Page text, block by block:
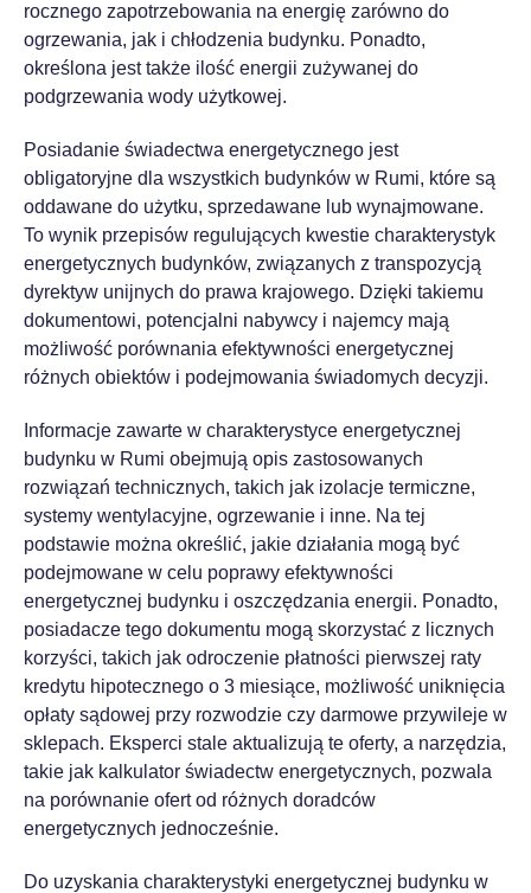
rocznego zapotrzebowania na energię zarówno do
ogrzewania, jak i chłodzenia budynku. Ponadto,
określona jest także ilość energii zużywanej do
podgrzewania wody użytkowej.
Posiadanie świadectwa energetycznego jest
obligatoryjne dla wszystkich budynków w Rumi, które są
oddawane do użytku, sprzedawane lub wynajmowane.
To wynik przepisów regulujących kwestie charakterystyk
energetycznych budynków, związanych z transpozycją
dyrektyw unijnych do prawa krajowego. Dzięki takiemu
dokumentowi, potencjalni nabywcy i najemcy mają
możliwość porównania efektywności energetycznej
różnych obiektów i podejmowania świadomych decyzji.
Informacje zawarte w charakterystyce energetycznej
budynku w Rumi obejmują opis zastosowanych
rozwiązań technicznych, takich jak izolacje termiczne,
systemy wentylacyjne, ogrzewanie i inne. Na tej
podstawie można określić, jakie działania mogą być
podejmowane w celu poprawy efektywności
energetycznej budynku i oszczędzania energii. Ponadto,
posiadacze tego dokumentu mogą skorzystać z licznych
korzyści, takich jak odroczenie płatności pierwszej raty
kredytu hipotecznego o 3 miesiące, możliwość uniknięcia
opłaty sądowej przy rozwodzie czy darmowe przywileje w
sklepach. Eksperci stale aktualizują te oferty, a narzędzia,
takie jak kalkulator świadectw energetycznych, pozwala
na porównanie ofert od różnych doradców
energetycznych jednocześnie.
Do uzyskania charakterystyki energetycznej budynku w